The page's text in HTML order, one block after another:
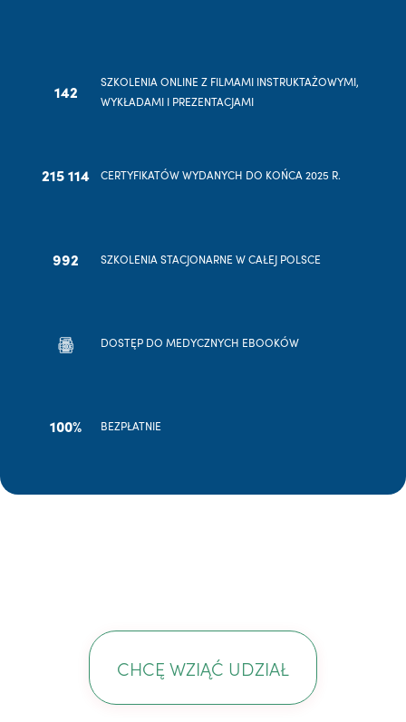
142
SZKOLENIA ONLINE Z FILMAMI INSTRUKTAŻOWYMI,
WYKŁADAMI I PREZENTACJAMI
215 114 CERTYFIKATÓW WYDANYCH DO KOŃCA 2025 R.
992 SZKOLENIA STACJONARNE W CAŁEJ POLSCE
DOSTĘP DO MEDYCZNYCH EBOOKÓW
100% BEZPŁATNIE
CHCĘ WZIĄĆ UDZIAŁ